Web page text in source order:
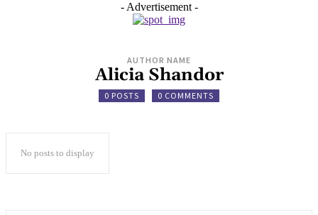
- Advertisement -
AUTHOR NAME
Alicia Shandor
0 POSTS 0 COMMENTS
No posts to display